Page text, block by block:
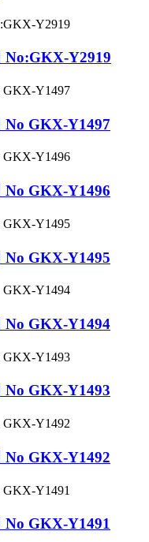
No:GKX-Y2919
No GKX-Y1497
No GKX-Y1496
No GKX-Y1495
No GKX-Y1494
No GKX-Y1493
No GKX-Y1492
No GKX-Y1491